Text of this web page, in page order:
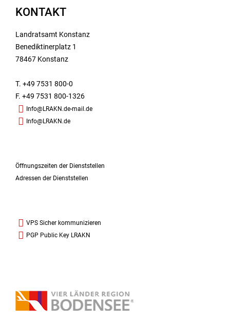
KONTAKT
Landratsamt Konstanz
Benediktinerplatz 1
78467 Konstanz
T. +49 7531 800-0
F. +49 7531 800-1326
Info@LRAKN.de-mail.de
Info@LRAKN.de
Öffnungszeiten der Dienststellen
Adressen der Dienststellen
VPS Sicher kommunizieren
PGP Public Key LRAKN